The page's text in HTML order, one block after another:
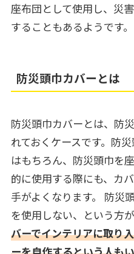
座布団として使用し、災
することもあるようです。
防災頭巾カバーとは
防災頭巾カバーとは、防
れておくケースです。防
はもちろん、防災頭巾を
的に使用する際にも、カ
手がよくなります。 防災
を使用しない、という方が
バーでインテリアに取り